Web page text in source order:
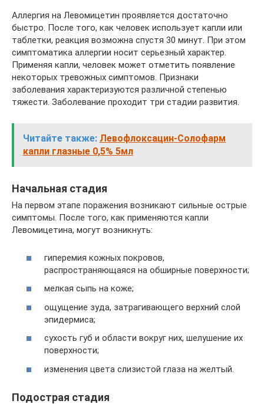
Аллергия на Левомицетин проявляется достаточно
быстро. После того, как человек использует капли или
таблетки, реакция возможна спустя 30 минут. При этом
симптоматика аллергии носит серьезный характер.
Применяя капли, человек может отметить появление
некоторых тревожных симптомов. Признаки
заболевания характеризуются различной степенью
тяжести. Заболевание проходит три стадии развития.
Читайте также: Левофлоксацин-Солофарм
капли глазные 0,5% 5мл
Начальная стадия
На первом этапе поражения возникают сильные острые
симптомы. После того, как применяются капли
Левомицетина, могут возникнуть:
гиперемия кожных покровов,
распространяющаяся на обширные поверхности;
мелкая сыпь на коже;
ощущение зуда, затрагивающего верхний слой
эпидермиса;
сухость губ и области вокруг них, шелушение их
поверхности;
изменения цвета слизистой глаза на желтый.
Подострая стадия